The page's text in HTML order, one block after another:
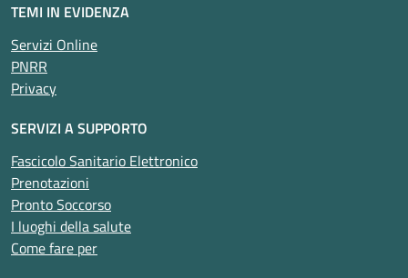
TEMI IN EVIDENZA
Servizi Online
PNRR
Privacy
SERVIZI A SUPPORTO
Fascicolo Sanitario Elettronico
Prenotazioni
Pronto Soccorso
I luoghi della salute
Come fare per